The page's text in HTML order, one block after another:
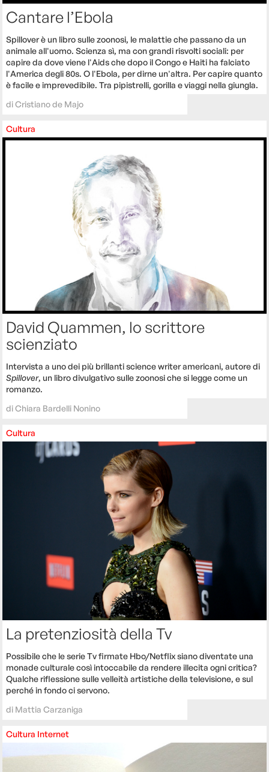
Cantare l’Ebola
Spillover è un libro sulle zoonosi, le malattie che passano da un
animale all'uomo. Scienza sì, ma con grandi risvolti sociali: per
capire da dove viene l'Aids che dopo il Congo e Haiti ha falciato
l'America degli 80s. O l'Ebola, per dirne un'altra. Per capire quanto
è facile e imprevedibile. Tra pipistrelli, gorilla e viaggi nella giungla.
diCristiano de Majo
Cultura
David Quammen, lo scrittore
scienziato
Intervista a uno dei più brillanti science writer americani, autore di
Spillover, un libro divulgativo sulle zoonosi che si legge come un
romanzo.
diChiara Bardelli Nonino
Cultura
La pretenziosità della Tv
Possibile che le serie Tv firmate Hbo/Netflix siano diventate una
monade culturale così intoccabile da rendere illecita ogni critica?
Qualche riflessione sulle velleità artistiche della televisione, e sul
perché in fondo ci servono.
di Mattia Carzaniga
Cultura Internet